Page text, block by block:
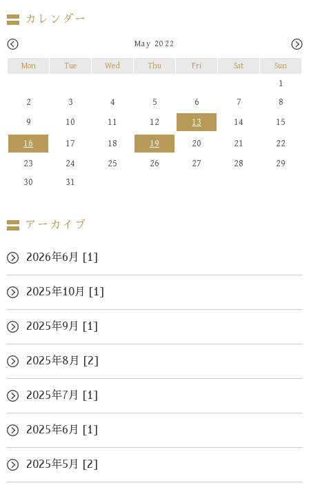
カレンダー
May 2022
Mon Tue Wed Thu Fri Sat Sun
1
2
3 4 5 6 7
8
9
10 11 12 13 14
15
16
17 18 19 20 21
22
23
24 25 26 27 28
29
30
31
アーカイブ
2026年6月 [1]
2025年10月 [1]
2025年9月 [1]
2025年8月 [2]
2025年7月 [1]
2025年6月 [1]
2025年5月 [2]